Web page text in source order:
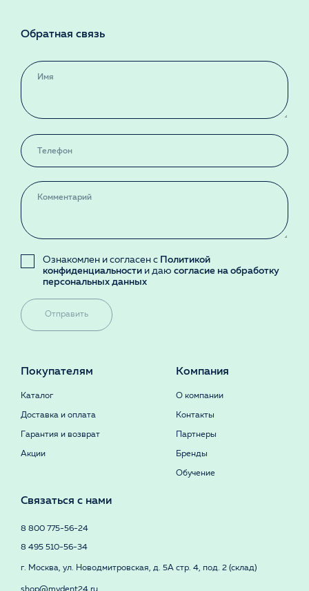
Обратная связь
Ознакомлен и согласен с Политикой
конфиденциальности и даю согласие на обработку
персональных данных
Отправить
Покупателям
Каталог
Доставка и оплата
Гарантия и возврат
Акции
Компания
О компании
Контакты
Партнеры
Бренды
Обучение
Связаться с нами
8 800 775-56-24
8 495 510-56-34
г. Москва, ул. Новодмитровская, д. 5А стр. 4, под. 2 (склад)